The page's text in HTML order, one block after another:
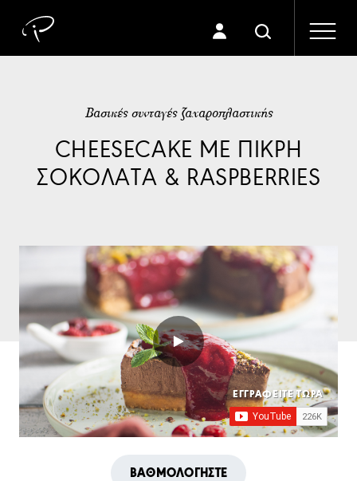
Βασικές συνταγές ζαχαροπλαστικής
CHEESECAKE ΜΕ ΠΙΚΡΗ
ΣΟΚΟΛΑΤΑ & RASPBERRIES
ΕΓΓΡΑΦΕΙΤΕ ΤΩΡΑ
ΒΑΘΜΟΛΟΓΗΣΤΕ